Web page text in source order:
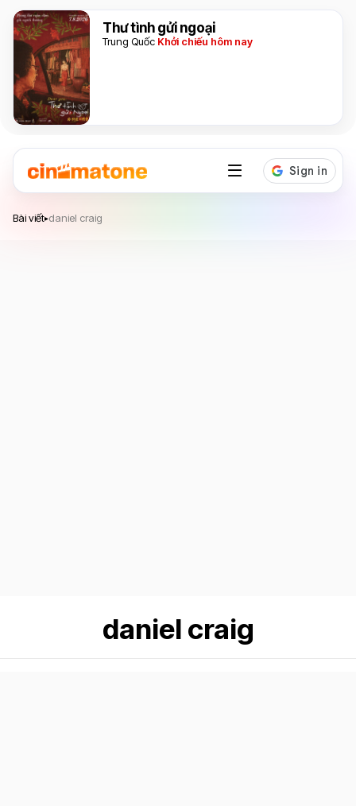
Thư tình gửi ngoại
Trung Quốc Khởi chiếu hôm nay
Bài viết▸daniel craig
daniel craig